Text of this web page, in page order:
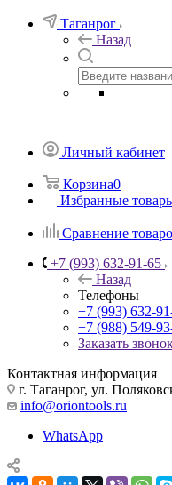
Таганрог
Назад
Личный кабинет
Корзина0
Избранные
Сравнение
+7 (993) 632-91-65
Назад
Телефоны
+7 (993) 632-
+7 (988) 549-
Заказать
Контактная информация
г. Таганрог, ул.
info@oriontools.ru
WhatsApp